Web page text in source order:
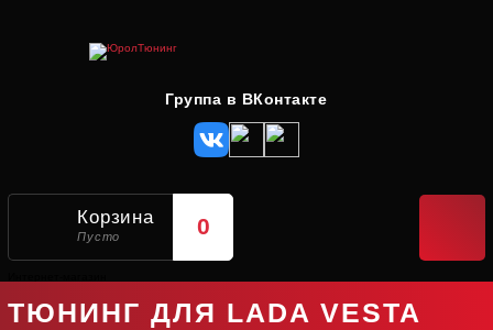
Группа в ВКонтакте
Корзина
Пусто 0
ТЮНИНГ ДЛЯ LADA VESTA